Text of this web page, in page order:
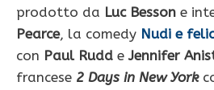
prodotto da Luc Besson e
Pearce, la comedy Nudi e
con Paul Rudd eJennifer
francese 2 Days in New York